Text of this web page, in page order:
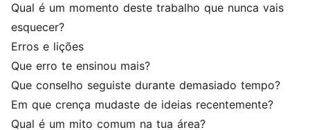
Qual é um momento deste trabalho que nunca vais
esquecer?
Erros e lições
Que erro te ensinou mais?
Que conselho seguiste durante demasiado tempo?
Em que crença mudaste de ideias recentemente?
Qual é um mito comum na tua área?